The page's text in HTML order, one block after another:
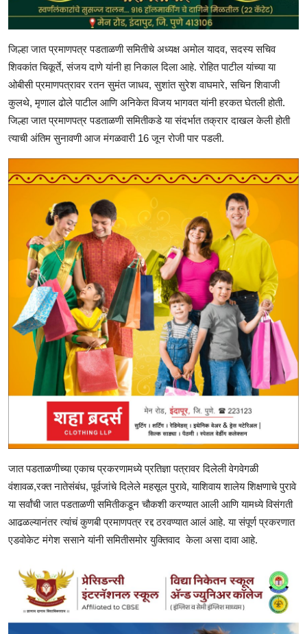
जिल्हा जात प्रमाणपत्र पडताळणी समितीचे अध्यक्ष अमोल यादव, सदस्य सचिव
शिवकांत चिकूर्ते, संजय दाणे यांनी हा निकाल दिला आहे. रोहित पाटील यांच्या या
ओबीसी प्रमाणपत्रावर रतन सुमंत जाधव, सुशांत सुरेश वाघमारे, सचिन शिवाजी
कुलथे, मृणाल ढोले पाटील आणि अनिकेत विजय भागवत यांनी हरकत घेतली होती.
जिल्हा जात प्रमाणपत्र पडताळणी समितीकडे या संदर्भात तक्रार दाखल केली होती
त्याची अंतिम सुनावणी आज मंगळवारी 16 जून रोजी पार पडली.
जात पडताळणीच्या एकाच प्रकरणामध्ये प्रतिज्ञा पत्रावर दिलेली वेगवेगळी
वंशावळ,रक्त नातेसंबंध, पूर्वजांचे दिलेले महसूल पुरावे, याशिवाय शालेय शिक्षणाचे पुरावे
या सर्वांची जात पडताळणी समितीकडून चौकशी करण्यात आली आणि यामध्ये विसंगती
आढळल्यानंतर त्यांचं कुणबी प्रमाणपत्र रद्द ठरवण्यात आलं आहे. या संपूर्ण प्रकरणात
एडवोकेट मंगेश ससाने यांनी समितीसमोर युक्तिवाद केला असा दावा आहे.